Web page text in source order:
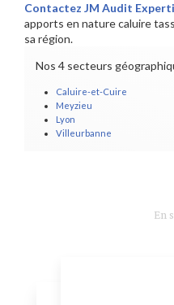
Contactez JM Audit
apports en nature caluire
sa région.
Nos 4 secteurs
Caluire-et-Cuire
Meyzieu
Lyon
Villeurbanne
En